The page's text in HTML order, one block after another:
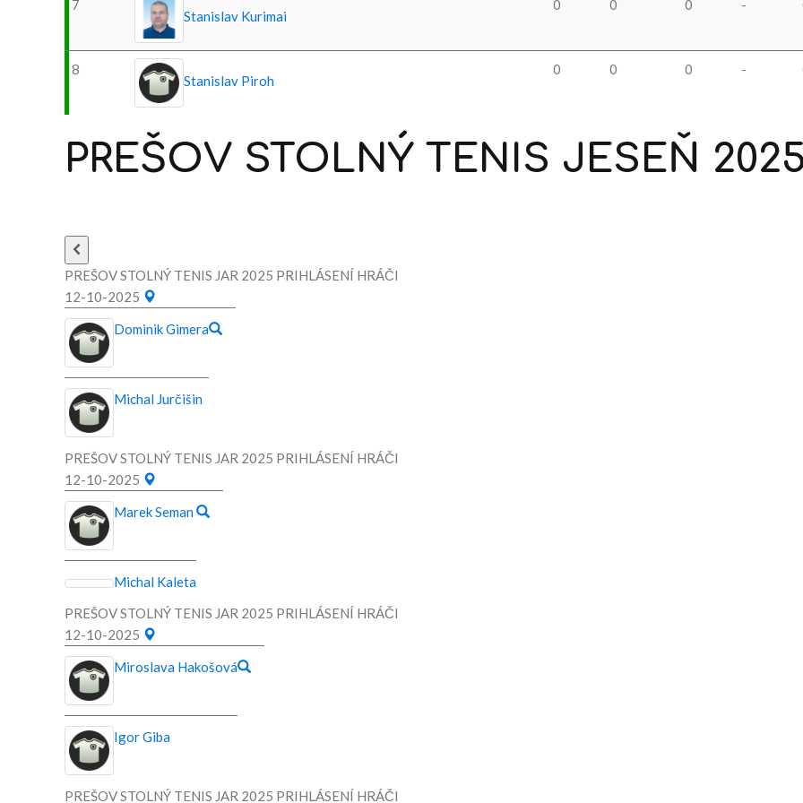
7
Stanislav Kurimai
0 0 0 -
8
Stanislav Piroh
0 0 0 -
PREŠOV STOLNÝ TENIS JESEŇ
PREŠOV STOLNÝ TENIS JAR 2025 PRIHLÁSENÍ HRÁČI
12-10-2025
Dominik Gimera
Michal Jurčišin
PREŠOV STOLNÝ TENIS JAR 2025 PRIHLÁSENÍ HRÁČI
12-10-2025
Marek Seman
Michal Kaleta
PREŠOV STOLNÝ TENIS JAR 2025 PRIHLÁSENÍ HRÁČI
12-10-2025
Miroslava Hakošová
Igor Giba
PREŠOV STOLNÝ TENIS JAR 2025 PRIHLÁSENÍ HRÁČI